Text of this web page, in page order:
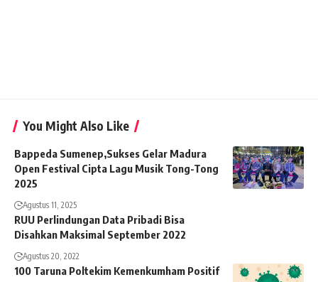
You Might Also Like
Bappeda Sumenep,Sukses Gelar Madura
Open Festival Cipta Lagu Musik Tong-Tong
2025
Agustus 11, 2025
RUU Perlindungan Data Pribadi Bisa
Disahkan Maksimal September 2022
Agustus 20, 2022
100 Taruna Poltekim Kemenkumham Positif